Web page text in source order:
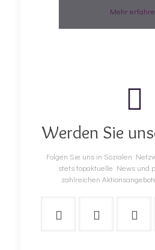
Mehr
Werden Sie
Folgen Sie uns in Sozialen
stets topaktuelle News und
zahlreichen